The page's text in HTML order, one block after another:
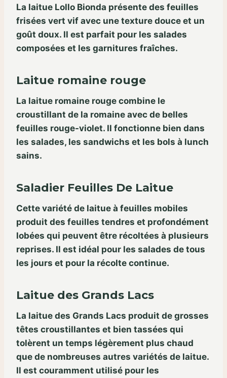
La laitue Lollo Bionda présente des feuilles
frisées vert vif avec une texture douce et un
goût doux. Il est parfait pour les salades
composées et les garnitures fraîches.
Laitue romaine rouge
La laitue romaine rouge combine le
croustillant de la romaine avec de belles
feuilles rouge-violet. Il fonctionne bien dans
les salades, les sandwichs et les bols à lunch
sains.
Saladier Feuilles De Laitue
Cette variété de laitue à feuilles mobiles
produit des feuilles tendres et profondément
lobées qui peuvent être récoltées à plusieurs
reprises. Il est idéal pour les salades de tous
les jours et pour la récolte continue.
Laitue des Grands Lacs
La laitue des Grands Lacs produit de grosses
têtes croustillantes et bien tassées qui
tolèrent un temps légèrement plus chaud
que de nombreuses autres variétés de laitue.
Il est couramment utilisé pour les